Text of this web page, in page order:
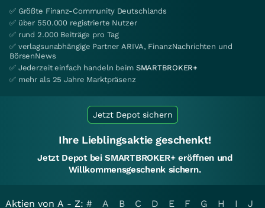
✅ Größte Finanz-Community Deutschlands
✅ über 550.000 registrierte Nutzer
✅ rund 2.000 Beiträge pro Tag
✅ verlagsunabhängige Partner ARIVA, FinanzNachrichten und
BörsenNews
✅ Jederzeit einfach handeln beim SMARTBROKER+
✅ mehr als 25 Jahre Marktpräsenz
Jetzt Depot sichern
Ihre Lieblingsaktie geschenkt!
Jetzt Depot bei SMARTBROKER+ eröffnen und
Willkommensgeschenk sichern.
Aktien von A - Z: # A B C D E F G H I
J